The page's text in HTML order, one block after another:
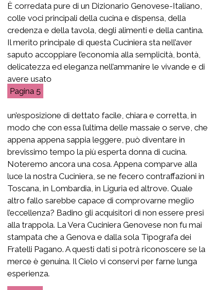
È corredata pure di un Dizionario Genovese-Italiano,
colle voci principali della cucina e dispensa, della
credenza e della tavola, degli alimenti e della cantina.
Il merito principale di questa Cuciniera sta nell’aver
saputo accoppiare l’economia alla semplicità, bontà,
delicatezza ed eleganza nell’ammanire le vivande e di
avere usato
5
un’esposizione di dettato facile, chiara e corretta, in
modo che con essa l’ultima delle massaie o serve, che
appena appena sappia leggere, può diventare in
brevissimo tempo la più esperta donna di cucina.
Noteremo ancora una cosa. Appena comparve alla
luce la nostra Cuciniera, se ne fecero contraffazioni in
Toscana, in Lombardia, in Liguria ed altrove. Quale
altro fallo sarebbe capace di comprovarne meglio
l’eccellenza? Badino gli acquisitori di non essere presi
alla trappola. La Vera Cuciniera Genovese non fu mai
stampata che a Genova e dalla sola Tipografa dei
Fratelli Pagano. A questi dati si potrà riconoscere se la
merce è genuina. Il Cielo vi conservi per farne lunga
esperienza.